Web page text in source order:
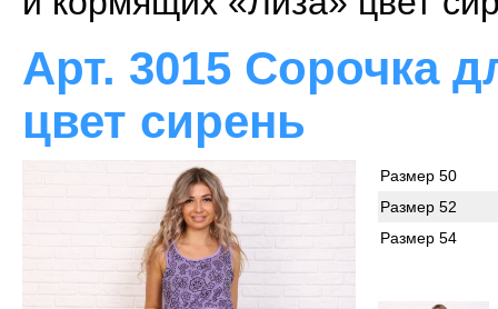
Арт. 3015 Сорочка
цвет сирень
Размер 50
Размер 52
Размер 54